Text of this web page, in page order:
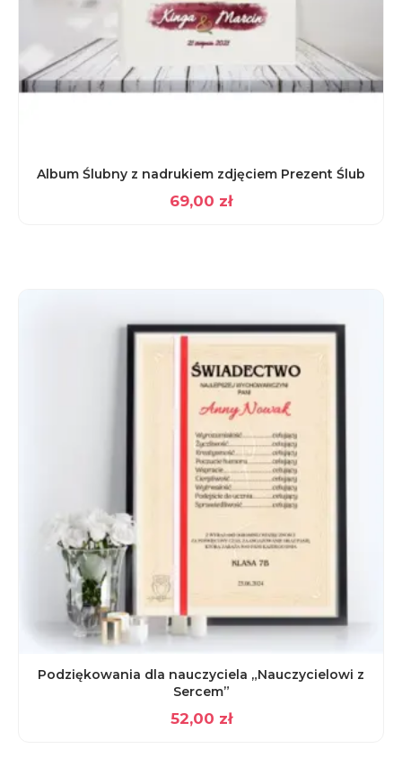
Album Ślubny z nadrukiem zdjęciem Prezent Ślub
69,00 zł
Podziękowania dla nauczyciela „Nauczycielowi z
Sercem”
52,00 zł